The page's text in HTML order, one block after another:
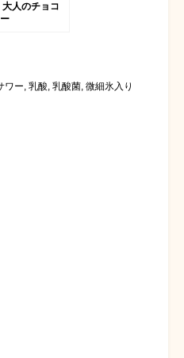
大人のチョコ
ワー 乳酸 乳酸菌 微細氷入り